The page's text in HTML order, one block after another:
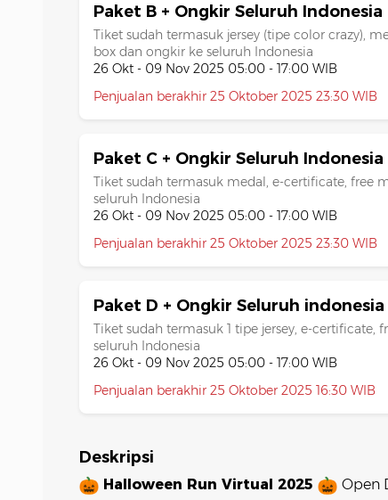
Paket B + Ongkir Seluruh Indonesia
Tiket sudah termasuk jersey (tipe color crazy),
box dan ongkir ke seluruh Indonesia
26 Okt - 09 Nov 2025 05:00 - 17:00 WIB
Penjualan berakhir 25 Oktober 2025 23:30 WIB
Paket C + Ongkir Seluruh Indonesia
Tiket sudah termasuk medal, e-certificate, free
seluruh Indonesia
26 Okt - 09 Nov 2025 05:00 - 17:00 WIB
Penjualan berakhir 25 Oktober 2025 23:30 WIB
Paket D + Ongkir Seluruh indonesia
Tiket sudah termasuk 1 tipe jersey, e-certificate,
seluruh Indonesia
26 Okt - 09 Nov 2025 05:00 - 17:00 WIB
Penjualan berakhir 25 Oktober 2025 16:30 WIB
Deskripsi
Halloween Run Virtual 2025
Open